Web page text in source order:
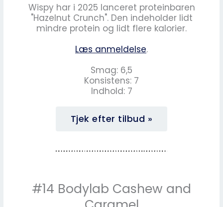
Wispy har i 2025 lanceret proteinbaren
"Hazelnut Crunch". Den indeholder lidt
mindre protein og lidt flere kalorier.
Læs anmeldelse.
Smag: 6,5
Konsistens: 7
Indhold: 7
Tjek efter tilbud »
#14 Bodylab Cashew and